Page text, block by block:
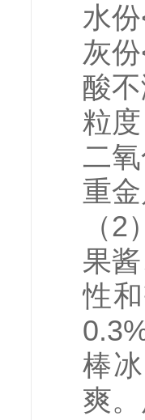
水
灰
酸
粒
二
重
（
果
性
棒
爽